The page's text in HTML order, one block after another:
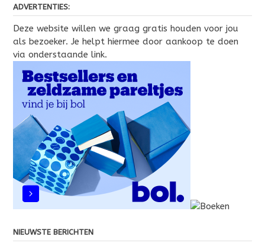
ADVERTENTIES:
Deze website willen we graag gratis houden voor jou
als bezoeker. Je helpt hiermee door aankoop te doen
via onderstaande link.
NIEUWSTE BERICHTEN